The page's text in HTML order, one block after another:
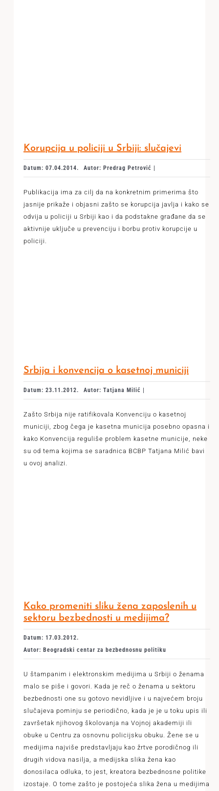
Korupcija u policiji u Srbiji: slučajevi
Datum: 07.04.2014. Autor: Predrag Petrović |
Publikacija ima za cilj da na konkretnim primerima što
jasnije prikaže i objasni zašto se korupcija javlja i kako se
odvija u policiji u Srbiji kao i da podstakne građane da se
aktivnije uključe u prevenciju i borbu protiv korupcije u
policiji.
Srbija i konvencija o kasetnoj municiji
Datum: 23.11.2012. Autor: Tatjana Milić |
Zašto Srbija nije ratifikovala Konvenciju o kasetnoj
municiji, zbog čega je kasetna municija posebno opasna i
kako Konvencija reguliše problem kasetne municije, neke
su od tema kojima se saradnica BCBP Tatjana Milić bavi
u ovoj analizi.
Kako promeniti sliku žena zaposlenih u
sektoru bezbednosti u medijima?
Datum: 17.03.2012.
Autor: Beogradski centar za bezbednosnu politiku
U štampanim i elektronskim medijima u Srbiji o ženama
malo se piše i govori. Kada je reč o ženama u sektoru
bezbednosti one su gotovo nevidljive i u najvećem broju
slučajeva pominju se periodično, kada je je u toku upis ili
završetak njihovog školovanja na Vojnoj akademiji ili
obuke u Centru za osnovnu policijsku obuku. Žene se u
medijima najviše predstavljaju kao žrtve porodičnog ili
drugih vidova nasilja, a medijska slika žena kao
donosilaca odluka, to jest, kreatora bezbednosne politike
izostaje. O tome zašto je postojeća slika žena u medijima